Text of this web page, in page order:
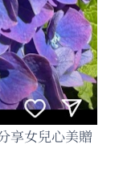
享女兒心美贈